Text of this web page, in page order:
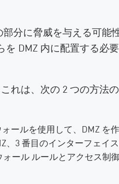
分に脅威を与える可能
DMZ 内に配置する必
れは、次の 2 つの方法
ールを使用して、DMZ を
、3 番目のインターフェイ
ール ルールとアクセス制